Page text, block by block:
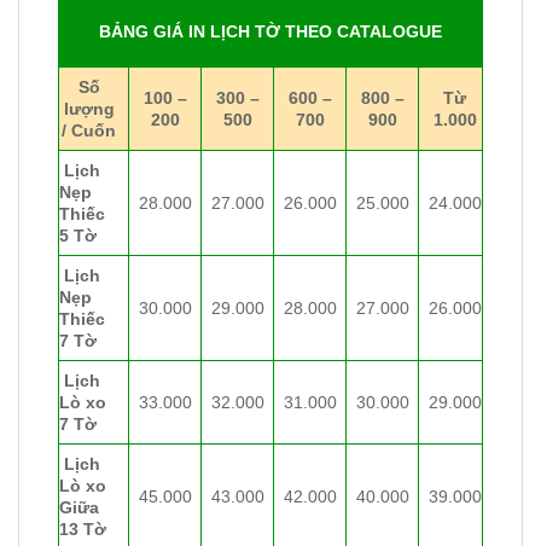
BẢNG GIÁ IN LỊCH TỜ THEO CATALOGUE
Số
lượng
/ Cuốn
100 –
200
300 –
500
600 –
700
800 –
900
Từ
1.000
Lịch
Nẹp
Thiếc
5 Tờ
28.000 27.000 26.000 25.000 24.000
Lịch
Nẹp
Thiếc
7 Tờ
30.000 29.000 28.000 27.000 26.000
Lịch
Lò xo
7 Tờ
33.000 32.000 31.000 30.000 29.000
Lịch
Lò xo
Giữa
13 Tờ
45.000 43.000 42.000 40.000 39.000